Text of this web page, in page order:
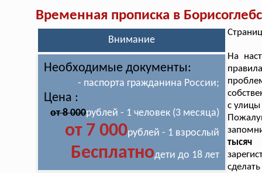
Временная прописка в
Внимание
Необходимые документы:
- паспорта гражданина России;
Цена :
от 8 000рублей - 1 человек (3 месяца)
от 7 000рублей - 1 взрослый
Бесплатнодети до 18 лет
На
с улицы